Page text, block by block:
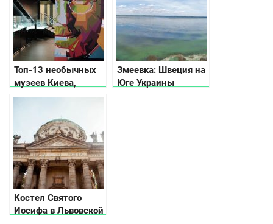
мира
Топ-13 необычных
музеев Киева,
которые вас удивят
Змеевка: Швеция на
Юге Украины
Костел Святого
Иосифа в Львовской